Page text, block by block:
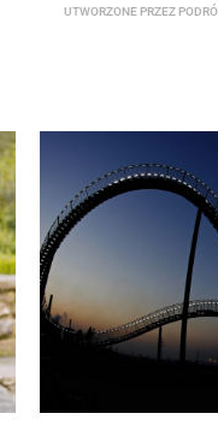
UTWORZONE PRZEZ